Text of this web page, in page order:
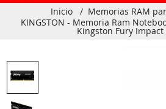
Inicio / Memorias RAM
KINGSTON - Memoria Ram
Kingston Fury Impact